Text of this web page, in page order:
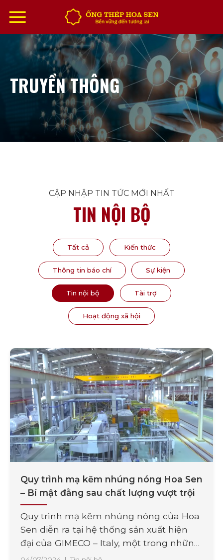
đến
nội
dung
TRUYỀN THÔNG
CẬP NHẬP TIN TỨC MỚI NHẤT
TIN NỘI BỘ
Tất cả Kiến thức
Thông tin báo chí Sự kiện
Tin nội bộ Tài trợ
Hoạt động xã hội
Quy trình mạ kẽm nhúng nóng Hoa Sen
– Bí mật đằng sau chất lượng vượt trội
Quy trình mạ kẽm nhúng nóng của Hoa
Sen diễn ra tại hệ thống sản xuất hiện
đại của GIMECO – Italy, một trong những
hệ thống dây chuyền sản xuất ống kẽm